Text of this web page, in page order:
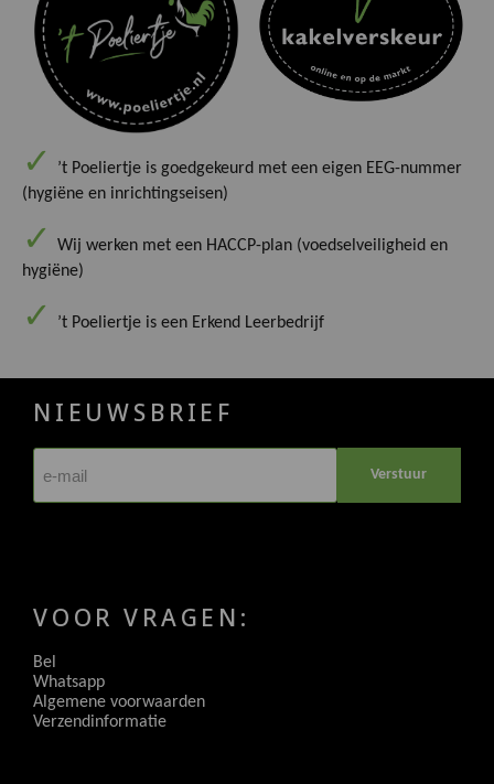
’t Poeliertje is goedgekeurd met een eigen EEG-nummer
(hygiëne en inrichtingseisen)
Wij werken met een HACCP-plan (voedselveiligheid en
hygiëne)
’t Poeliertje is een Erkend Leerbedrijf
NIEUWSBRIEF
Verstuur
VOOR VRAGEN:
Bel
Whatsapp
Algemene voorwaarden
Verzendinformatie